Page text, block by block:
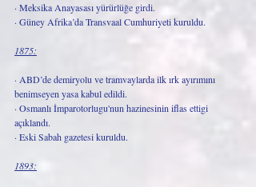
· Meksika Anayasası yürürlüğe girdi.
· Güney Afrika’da Transvaal Cumhuriyeti kuruldu.
1875:
· ABD’de demiryolu ve tramvaylarda ilk ırk ayırımını
benimseyen yasa kabul edildi.
· Osmanlı İmparotorlugu'nun hazinesinin iflas ettigi
açıklandı.
· Eski Sabah gazetesi kuruldu.
1893: